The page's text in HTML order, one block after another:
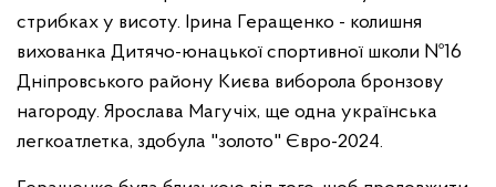
стрибках у висоту. Ірина Геращенко - колишня
вихованка Дитячо-юнацької спортивної школи №16
Дніпровського району Києва виборола бронзову
нагороду. Ярослава Магучіх, ще одна українська
легкоатлетка, здобула "золото" Євро-2024.